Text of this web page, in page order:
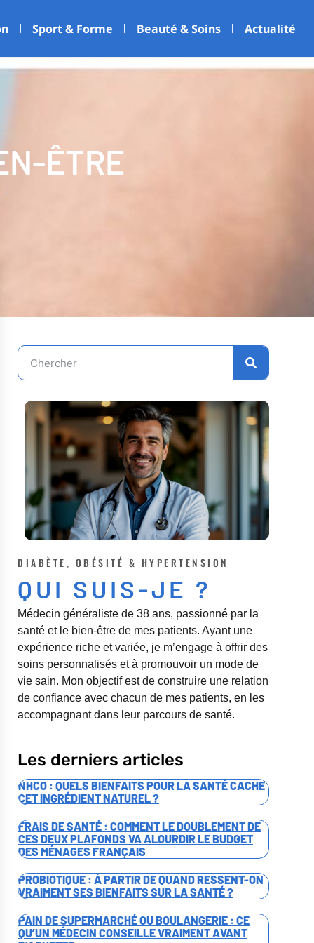
Sport & Forme Beauté & Soins Actualité
ÊTRE
DIABÈTE, OBÉSITÉ & HYPERTENSION
QUI SUIS-JE ?
Médecin généraliste de 38 ans, passionné par la
santé et le bien-être de mes patients. Ayant une
expérience riche et variée, je m’engage à offrir des
soins personnalisés et à promouvoir un mode de
vie sain. Mon objectif est de construire une relation
de confiance avec chacun de mes patients, en les
accompagnant dans leur parcours de santé.
Les derniers articles
NHCO : QUELS BIENFAITS POUR LA SANTÉ CACHE
CET INGRÉDIENT NATUREL ?
FRAIS DE SANTÉ : COMMENT LE DOUBLEMENT DE
CES DEUX PLAFONDS VA ALOURDIR LE BUDGET
DES MÉNAGES FRANÇAIS
PROBIOTIQUE : À PARTIR DE QUAND RESSENT-ON
VRAIMENT SES BIENFAITS SUR LA SANTÉ ?
PAIN DE SUPERMARCHÉ OU BOULANGERIE : CE
QU’UN MÉDECIN CONSEILLE VRAIMENT AVANT